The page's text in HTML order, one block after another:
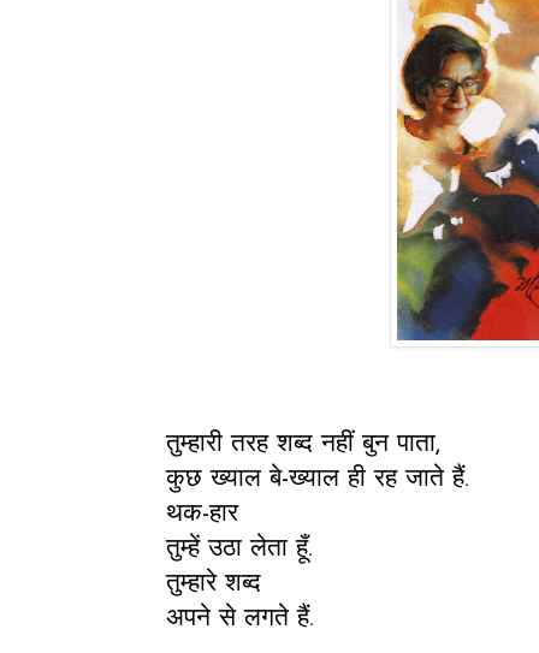
तुम्हारी तरह शब्द नहीं बुन पाता,
कुछ ख्याल बे-ख्याल ही रह जाते हैं.
थक-हार
तुम्हें उठा लेता हूँ.
तुम्हारे शब्द
अपने से लगते हैं.